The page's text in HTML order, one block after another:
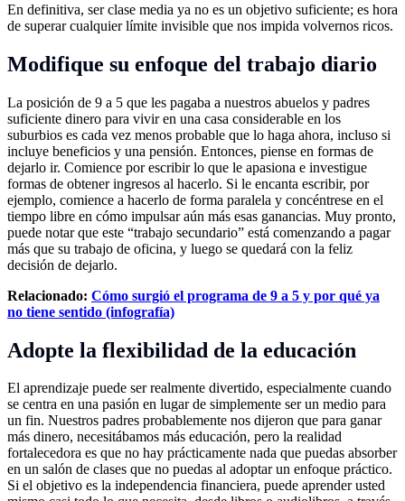
En definitiva, ser clase media ya no es un objetivo suficiente; es hora
de superar cualquier límite invisible que nos impida volvernos ricos.
Modifique su enfoque del trabajo diario
La posición de 9 a 5 que les pagaba a nuestros abuelos y padres
suficiente dinero para vivir en una casa considerable en los
suburbios es cada vez menos probable que lo haga ahora, incluso si
incluye beneficios y una pensión. Entonces, piense en formas de
dejarlo ir. Comience por escribir lo que le apasiona e investigue
formas de obtener ingresos al hacerlo. Si le encanta escribir, por
ejemplo, comience a hacerlo de forma paralela y concéntrese en el
tiempo libre en cómo impulsar aún más esas ganancias. Muy pronto,
puede notar que este “trabajo secundario” está comenzando a pagar
más que su trabajo de oficina, y luego se quedará con la feliz
decisión de dejarlo.
Relacionado: Cómo surgió el programa de 9 a 5 y por qué ya
no tiene sentido (infografía)
Adopte la flexibilidad de la educación
El aprendizaje puede ser realmente divertido, especialmente cuando
se centra en una pasión en lugar de simplemente ser un medio para
un fin. Nuestros padres probablemente nos dijeron que para ganar
más dinero, necesitábamos más educación, pero la realidad
fortalecedora es que no hay prácticamente nada que puedas absorber
en un salón de clases que no puedas al adoptar un enfoque práctico.
Si el objetivo es la independencia financiera, puede aprender usted